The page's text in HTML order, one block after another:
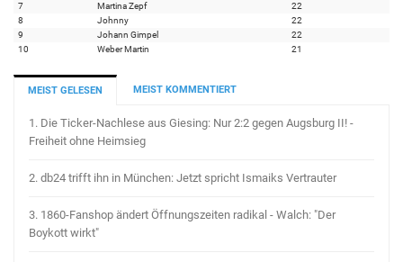
7
Martina Zepf
22
8
Johnny
22
9
Johann Gimpel
22
10
Weber Martin 21
MEIST GELESEN MEIST KOMMENTIERT
1. Die Ticker-Nachlese aus Giesing: Nur 2:2 gegen Augsburg II! -
Freiheit ohne Heimsieg
2. db24 trifft ihn in München: Jetzt spricht Ismaiks Vertrauter
3. 1860-Fanshop ändert Öffnungszeiten radikal - Walch: "Der
Boykott wirkt"